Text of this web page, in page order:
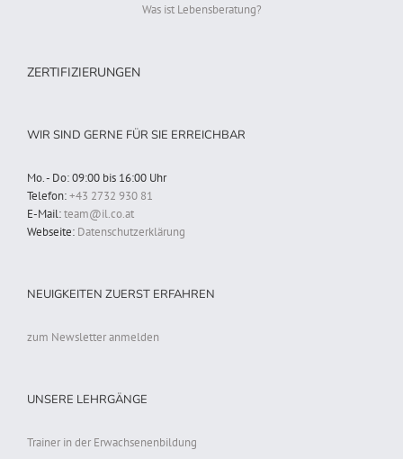
Was ist Lebensberatung?
ZERTIFIZIERUNGEN
WIR SIND GERNE FÜR SIE ERREICHBAR
Mo. - Do: 09:00 bis 16:00 Uhr
Telefon:+43 2732 930 81
E-Mail:team@il.co.at
Webseite: Datenschutzerklärung
NEUIGKEITEN ZUERST ERFAHREN
zum Newsletter anmelden
UNSERE LEHRGÄNGE
Trainer in der Erwachsenenbildung